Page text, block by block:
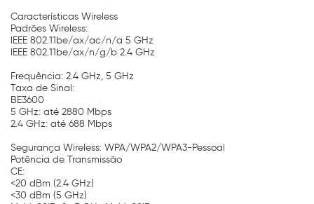
Características Wireless
Padrões Wireless:
IEEE 802.11be/ax/ac/n/a 5 GHz
IEEE 802.11be/ax/n/g/b 2.4 GHz
Frequência: 2.4 GHz, 5 GHz
Taxa de Sinal:
BE3600
5 GHz: até 2880 Mbps
2.4 GHz: até 688 Mbps
Segurança Wireless: WPA/WPA2/WPA3-Pessoal
Potência de Transmissão
CE:
<20 dBm (2.4 GHz)
<30 dBm (5 GHz)